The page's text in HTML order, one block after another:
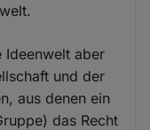
Ideenwelt aber
und der
aus denen ein
das Recht